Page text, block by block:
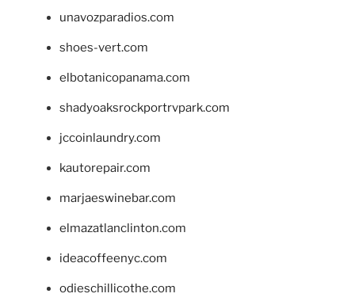
unavozparadios.com
shoes-vert.com
elbotanicopanama.com
shadyoaksrockportrvpark.com
jccoinlaundry.com
kautorepair.com
marjaeswinebar.com
elmazatlanclinton.com
ideacoffeenyc.com
odieschillicothe.com